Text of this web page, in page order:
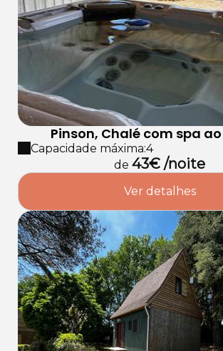
Pinson, Chalé com spa
Capacidade máxima:4
de 43€ /noite
Ver detalhes